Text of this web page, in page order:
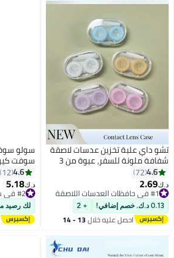
تشو داي علبة تخزين عدسات لاصقة
شفافة ملونة للسفر، عبوة من 3
قطع (لون عشوائي)
4.6
72
د.ك‏2.69
#1 في حافظات العدسات اللاصقة
تم بيع +50 مؤخرًا
#1 في حافظات العدسات اللاصقة
0.13 د.ك. خصم إضافي! + 2
احصل عليه خلال 13 - 14
سولو
سوفت كير
4.6
12
د.ك‏5.18
#2 في سائل تنظيف العدسات
بتخلّص
#2 في سائل تنظيف العدسات
لك رصيد